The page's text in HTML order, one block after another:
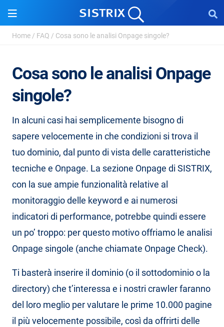
Home / FAQ / Cosa sono le analisi Onpage singole?
Cosa sono le analisi Onpage
singole?
In alcuni casi hai semplicemente bisogno di
sapere velocemente in che condizioni si trova il
tuo dominio, dal punto di vista delle caratteristiche
tecniche e Onpage. La sezione Onpage di SISTRIX,
con la sue ampie funzionalità relative al
monitoraggio delle keyword e ai numerosi
indicatori di performance, potrebbe quindi essere
un po’ troppo: per questo motivo offriamo le analisi
Onpage singole (anche chiamate Onpage Check).
Ti basterà inserire il dominio (o il sottodominio o la
directory) che t’interessa e i nostri crawler faranno
del loro meglio per valutare le prime 10.000 pagine
il più velocemente possibile, così da offrirti delle